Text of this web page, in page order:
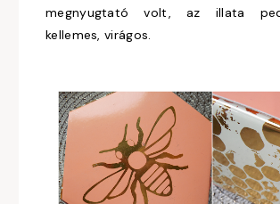
megnyugtató volt, az illata
kellemes, virágos.